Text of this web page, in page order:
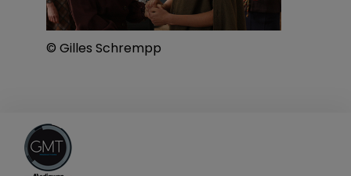
© Gilles Schrempp